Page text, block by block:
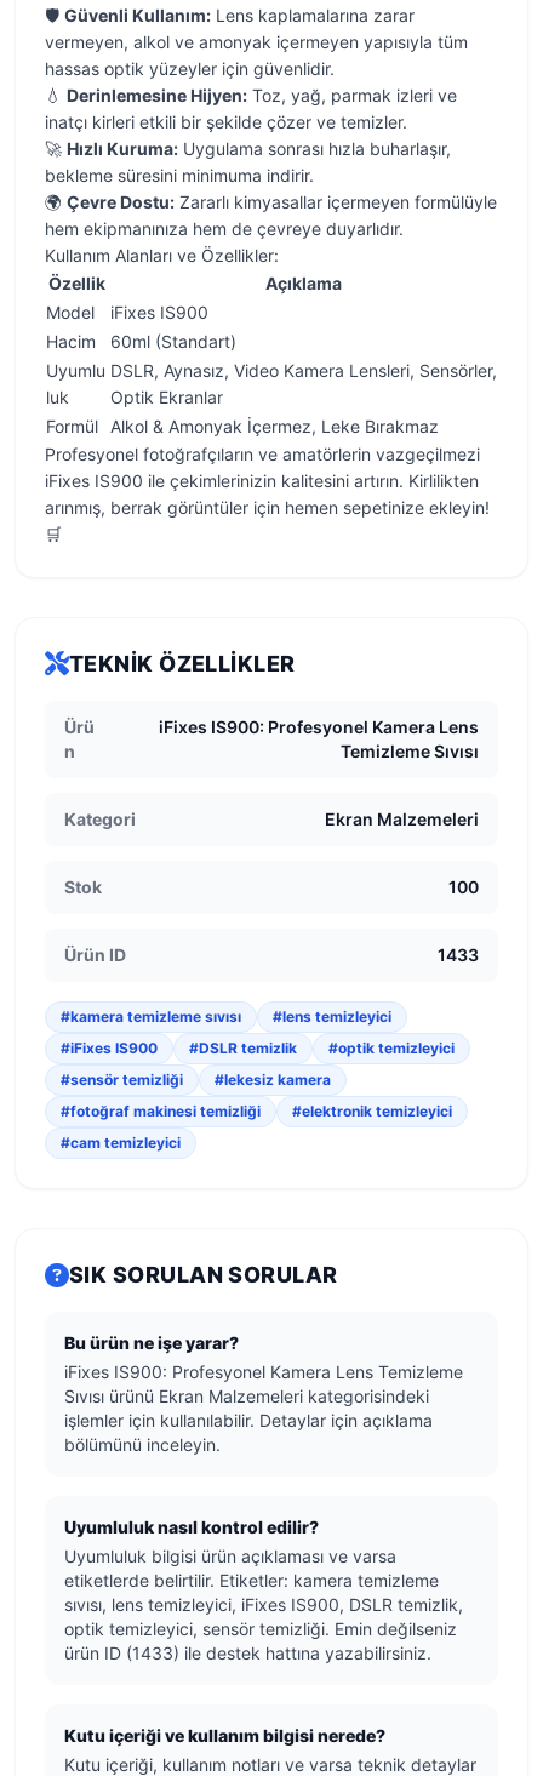
🛡️ Güvenli Kullanım: Lens kaplamalarına zarar
vermeyen, alkol ve amonyak içermeyen yapısıyla tüm
hassas optik yüzeyler için güvenlidir.
💧 Derinlemesine Hijyen: Toz, yağ, parmak izleri ve
inatçı kirleri etkili bir şekilde çözer ve temizler.
🚀 Hızlı Kuruma: Uygulama sonrası hızla buharlaşır,
bekleme süresini minimuma indirir.
🌍 Çevre Dostu: Zararlı kimyasallar içermeyen formülüyle
hem ekipmanınıza hem de çevreye duyarlıdır.
Kullanım Alanları ve Özellikler:
Özellik
Açıklama
Model
iFixes IS900
Hacim
60ml (Standart)
Uyumlu
luk
DSLR, Aynasız, Video Kamera Lensleri, Sensörler,
Optik Ekranlar
Formül
Alkol & Amonyak İçermez, Leke Bırakmaz
Profesyonel fotoğrafçıların ve amatörlerin vazgeçilmezi
iFixes IS900 ile çekimlerinizin kalitesini artırın. Kirlilikten
arınmış, berrak görüntüler için hemen sepetinize ekleyin!
🛒
TEKNIK ÖZELLIKLER
Ürü
n
iFixes IS900: Profesyonel Kamera Lens
Temizleme Sıvısı
Kategori Ekran Malzemeleri
Stok 100
Ürün ID 1433
#kamera temizleme sıvısı
#lens temizleyici
#iFixes IS900
#DSLR temizlik
#optik temizleyici
#sensör temizliği
#lekesiz kamera
#fotoğraf makinesi temizliği
#elektronik temizleyici
#cam temizleyici
SIK SORULAN SORULAR
Bu ürün ne işe yarar?
iFixes IS900: Profesyonel Kamera Lens Temizleme
Sıvısı ürünü Ekran Malzemeleri kategorisindeki
işlemler için kullanılabilir. Detaylar için açıklama
bölümünü inceleyin.
Uyumluluk nasıl kontrol edilir?
Uyumluluk bilgisi ürün açıklaması ve varsa
etiketlerde belirtilir. Etiketler: kamera temizleme
sıvısı, lens temizleyici, iFixes IS900, DSLR temizlik,
optik temizleyici, sensör temizliği. Emin değilseniz
ürün ID (1433) ile destek hattına yazabilirsiniz.
Kutu içeriği ve kullanım bilgisi nerede?
Kutu içeriği, kullanım notları ve varsa teknik detaylar